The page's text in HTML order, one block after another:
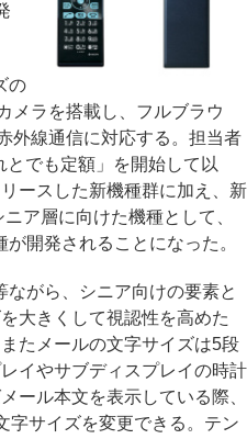
の
メラを搭載し、フルブラウ
外線通信に対応する。担当者
でも定額」を開始して以
ースした新機種群に加え、新
ア層に向けた機種として、
開発されることになった。
がら、シニア向けの要素と
大きくして視認性を高めた
たメールの文字サイズは5段
イやサブディスプレイの時計
ール本文を表示している際、
字サイズを変更できる。テン